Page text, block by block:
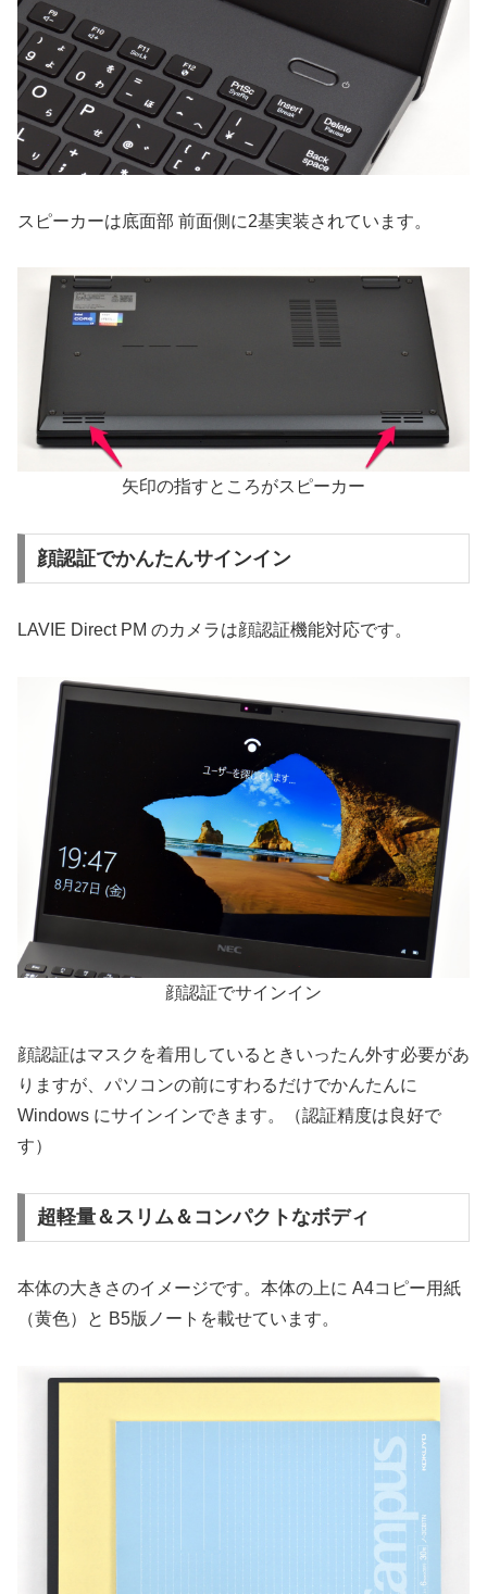
スピーカーは底面部 前面側に2基実装されています。
矢印の指すところがスピーカー
顔認証でかんたんサインイン
LAVIE Direct PM のカメラは顔認証機能対応です。
顔認証でサインイン
顔認証はマスクを着用しているときいったん外す必要があ
りますが、パソコンの前にすわるだけでかんたんに
Windows にサインインできます。（認証精度は良好で
す）
超軽量＆スリム＆コンパクトなボディ
本体の大きさのイメージです。本体の上に A4コピー用紙
（黄色）と B5版ノートを載せています。